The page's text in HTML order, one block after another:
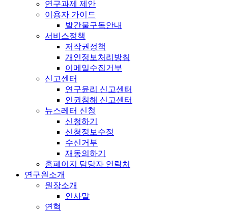
연구과제 제안
이용자 가이드
발간물구독안내
서비스정책
저작권정책
개인정보처리방침
이메일수집거부
신고센터
연구윤리 신고센터
인권침해 신고센터
뉴스레터 신청
신청하기
신청정보수정
수신거부
재동의하기
홈페이지 담당자 연락처
연구원소개
원장소개
인사말
연혁